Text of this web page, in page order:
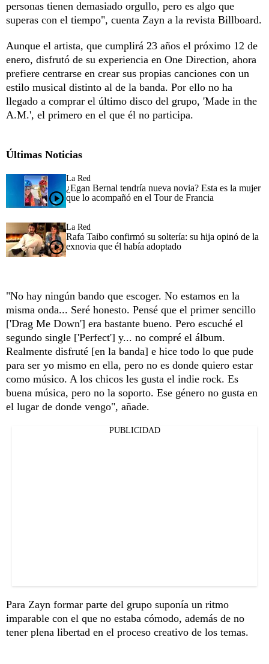
personas tienen demasiado orgullo, pero es algo que
superas con el tiempo", cuenta Zayn a la revista Billboard.
Aunque el artista, que cumplirá 23 años el próximo 12 de
enero, disfrutó de su experiencia en One Direction, ahora
prefiere centrarse en crear sus propias canciones con un
estilo musical distinto al de la banda. Por ello no ha
llegado a comprar el último disco del grupo, 'Made in the
A.M.', el primero en el que él no participa.
Últimas Noticias
La Red
¿Egan Bernal tendría nueva novia? Esta es la mujer
que lo acompañó en el Tour de Francia
La Red
Rafa Taibo confirmó su soltería: su hija opinó de la
exnovia que él había adoptado
"No hay ningún bando que escoger. No estamos en la
misma onda... Seré honesto. Pensé que el primer sencillo
['Drag Me Down'] era bastante bueno. Pero escuché el
segundo single ['Perfect'] y... no compré el álbum.
Realmente disfruté [en la banda] e hice todo lo que pude
para ser yo mismo en ella, pero no es donde quiero estar
como músico. A los chicos les gusta el indie rock. Es
buena música, pero no la soporto. Ese género no gusta en
el lugar de donde vengo", añade.
PUBLICIDAD
Para Zayn formar parte del grupo suponía un ritmo
imparable con el que no estaba cómodo, además de no
tener plena libertad en el proceso creativo de los temas.